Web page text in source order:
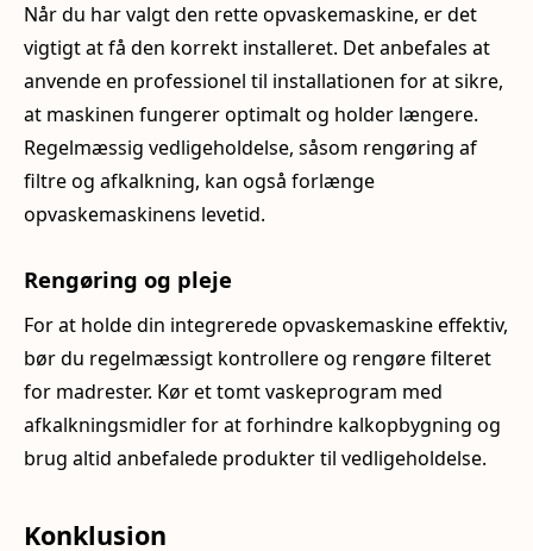
Når du har valgt den rette opvaskemaskine, er det
vigtigt at få den korrekt installeret. Det anbefales at
anvende en professionel til installationen for at sikre,
at maskinen fungerer optimalt og holder længere.
Regelmæssig vedligeholdelse, såsom rengøring af
filtre og afkalkning, kan også forlænge
opvaskemaskinens levetid.
Rengøring og pleje
For at holde din integrerede opvaskemaskine effektiv,
bør du regelmæssigt kontrollere og rengøre filteret
for madrester. Kør et tomt vaskeprogram med
afkalkningsmidler for at forhindre kalkopbygning og
brug altid anbefalede produkter til vedligeholdelse.
Konklusion